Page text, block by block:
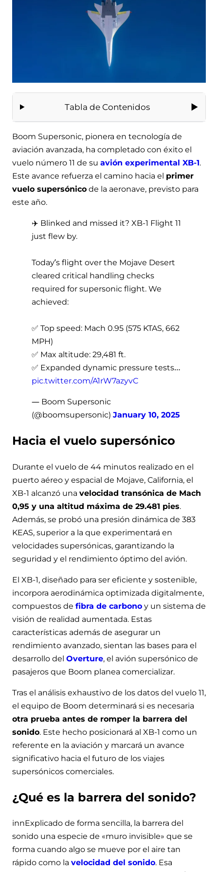
Tabla de Contenidos
Boom Supersonic, pionera en tecnología de
aviación avanzada, ha completado con éxito el
vuelo número 11 de su avión experimental XB-1.
Este avance refuerza el camino hacia el primer
vuelo supersónico de la aeronave, previsto para
este año.
✈️ Blinked and missed it? XB-1 Flight 11
just flew by.
Today’s flight over the Mojave Desert
cleared critical handling checks
required for supersonic flight. We
achieved:
✅ Top speed: Mach 0.95 (575 KTAS, 662
MPH)
✅ Max altitude: 29,481 ft.
✅ Expanded dynamic pressure tests…
pic.twitter.com/A1rW7azyvC
— Boom Supersonic
(@boomsupersonic) January 10, 2025
Hacia el vuelo supersónico
Durante el vuelo de 44 minutos realizado en el
puerto aéreo y espacial de Mojave, California, el
XB-1 alcanzó una velocidad transónica de Mach
0,95 y una altitud máxima de 29.481 pies.
Además, se probó una presión dinámica de 383
KEAS, superior a la que experimentará en
velocidades supersónicas, garantizando la
seguridad y el rendimiento óptimo del avión.
El XB-1, diseñado para ser eficiente y sostenible,
incorpora aerodinámica optimizada digitalmente,
compuestos de fibra de carbono y un sistema de
visión de realidad aumentada. Estas
características además de asegurar un
rendimiento avanzado, sientan las bases para el
desarrollo del Overture, el avión supersónico de
pasajeros que Boom planea comercializar.
Tras el análisis exhaustivo de los datos del vuelo 11,
el equipo de Boom determinará si es necesaria
otra prueba antes de romper la barrera del
sonido. Este hecho posicionará al XB-1 como un
referente en la aviación y marcará un avance
significativo hacia el futuro de los viajes
supersónicos comerciales.
¿Qué es la barrera del sonido?
innExplicado de forma sencilla, la barrera del
sonido una especie de «muro invisible» que se
forma cuando algo se mueve por el aire tan
rápido como la velocidad del sonido. Esa